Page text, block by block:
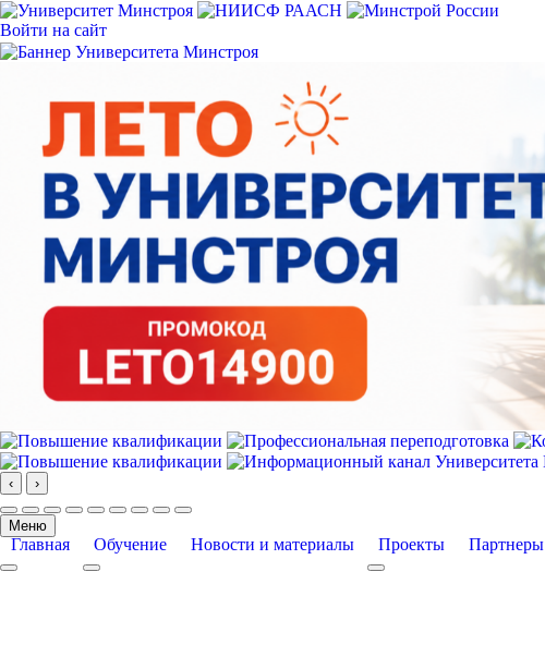
Войти на сайт
‹ ›
Меню
Главная
More about: Главная
Обучение
More about: Обучение
Новости и материалы Проекты
More about: Проекты
Партнеры